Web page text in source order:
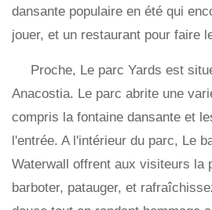
dansante populaire en été qui
jouer, et un restaurant pour faire
Proche, Le parc Yards est
Anacostia. Le parc abrite une
compris la fontaine dansante et
l'entrée. A l'intérieur du parc, Le
Waterwall offrent aux visiteurs la
barboter, patauger, et